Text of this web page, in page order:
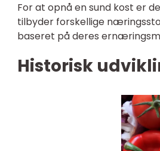
For at opnå en sund kost er
tilbyder forskellige
baseret på deres
Historisk